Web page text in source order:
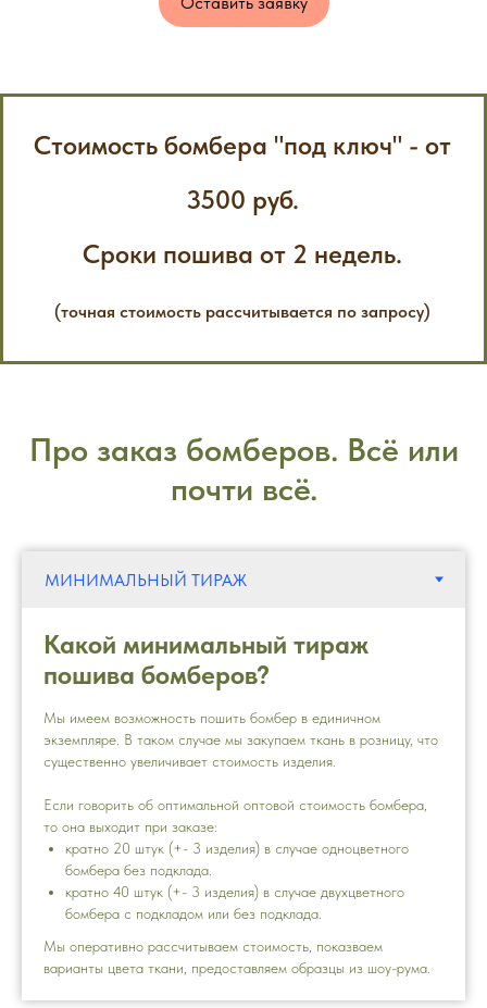
Стоимость бомбера "под ключ" - от
3500 руб.
Сроки пошива от 2 недель.
(точная стоимость рассчитывается по запросу)
Про заказ бомберов. Всё или
почти всё.
Какой минимальный тираж
пошива бомберов?
Мы имеем возможность пошить бомбер в единичном
экземпляре. В таком случае мы закупаем ткань в розницу, что
существенно увеличивает стоимость изделия.
Если говорить об оптимальной оптовой стоимость бомбера,
то она выходит при заказе:
кратно 20 штук (+- 3 изделия) в случае одноцветного
бомбера без подклада.
кратно 40 штук (+- 3 изделия) в случае двухцветного
бомбера с подкладом или без подклада.
Мы оперативно рассчитываем стоимость, показваем
варианты цвета ткани, предоставляем образцы из шоу-рума.